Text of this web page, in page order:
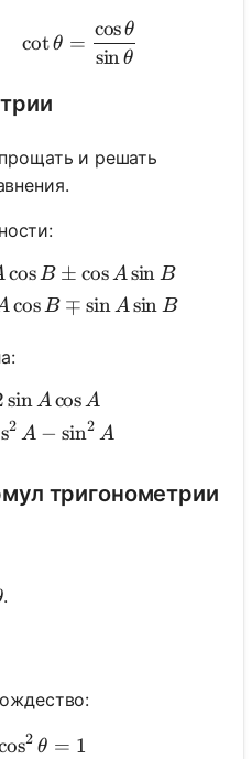
\tan \theta=\frac{\sin
cotθ =
sinθ
cosθ
и решать
\begin{aligned} & \sin
cosB ± cosAsin B
cosB ∓ sinAsin B
\begin{gathered} \sin 2
sin AcosA
2 A − sin2 A
тригонометрии
^2 \theta
.
\sin ^2 \theta+\cos ^2
2 θ = 1